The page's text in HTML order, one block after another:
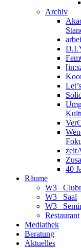
Archiv
40
Räume
W3_
W3_ Saal
W3_
Restaurant
Mediathek
Beratung
Aktuelles